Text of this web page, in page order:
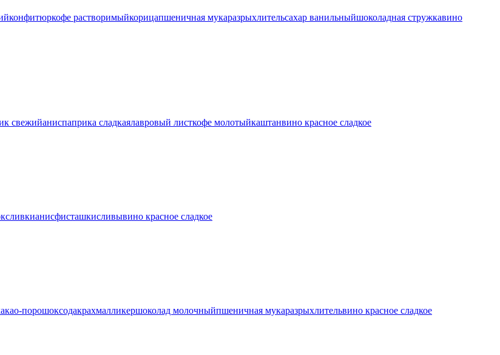
конфитюркофе растворимыйкорицапшеничная мукаразрыхлительсахар ванильныйшоколадная стружкавино
свежийаниспаприка сладкаялавровый листкофе молотыйкаштанвино красное сладкое
сливкианисфисташкисливывино красное сладкое
порошоксодакрахмалликершоколад молочныйпшеничная мукаразрыхлительвино красное сладкое